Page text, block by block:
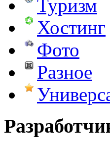
Туризм
Хостинг
Фото
Разное